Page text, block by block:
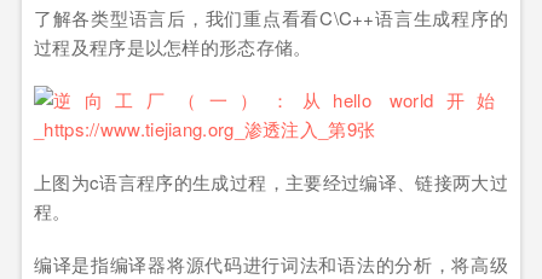
了解各类型语言后，我们重点看看C\C++语言生成程序的
过程及程序是以怎样的形态存储。
上图为c语言程序的生成过程，主要经过编译、链接两大过
程。
编译是指编译器将源代码进行词法和语法的分析，将高级